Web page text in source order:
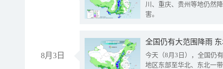
川、重庆、贵州等地仍然
害。
8月3日
全国仍有大范围降雨
今天（8月3日），全国仍
地区东部至华北、东北一